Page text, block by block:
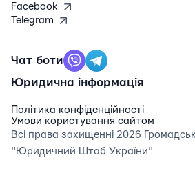
Facebook
Telegram
Чат боти
Юридична інформація
Політика конфіденційності
Умови користування сайтом
Всі права захищенні 2026
"Юридичний Штаб України"